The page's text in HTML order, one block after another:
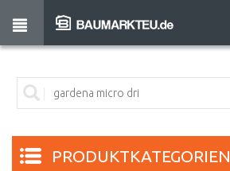
PRODUKTKATEGORIEN